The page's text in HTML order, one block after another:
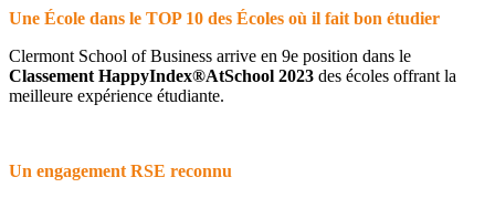
Une École dans le TOP 10 des Écoles où il fait bon étudier
Clermont School of Business arrive en 9e position dans le
Classement HappyIndex®AtSchool 2023 des écoles offrant la
meilleure expérience étudiante.
Un engagement RSE reconnu